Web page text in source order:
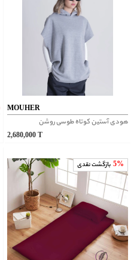
MOUHER
هودی آستین کوتاه طوسی روشن
2,680,000 T
5% بازگشت نقدی